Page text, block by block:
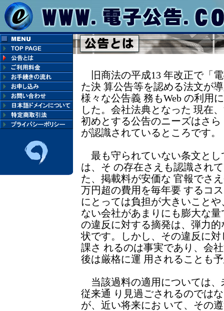
旧商法の平成13 年改正で「
た決 算公告等を認める法文が
様々な公告義 務もWeb の利用
した。会社法典となった 現在
初めとする公告のニーズはさ
が認識されているところです。
最も守られていない条文とし
は、そ の存在さえも認識され
た、掲載料が安価な 官報でさ
万円超の費用を毎年要 するコ
にとっては負担が大きいこと
ない会社があまりにも膨大な
の違反に対する摘発は、弾力
状です。しかし、その違反に
課さ れるのは事実であり、会
後は厳格に運 用されることも
当該過料の適用については、
従来通 り見過ごされるのでは
が、近い将来にお いて、その